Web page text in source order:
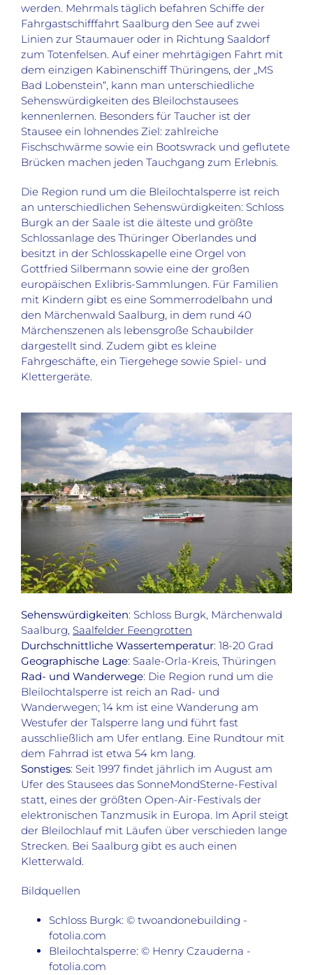
werden. Mehrmals täglich befahren Schiffe der
Fahrgastschifffahrt Saalburg den See auf zwei
Linien zur Staumauer oder in Richtung Saaldorf
zum Totenfelsen. Auf einer mehrtägigen Fahrt mit
dem einzigen Kabinenschiff Thüringens, der „MS
Bad Lobenstein“, kann man unterschiedliche
Sehenswürdigkeiten des Bleilochstausees
kennenlernen. Besonders für Taucher ist der
Stausee ein lohnendes Ziel: zahlreiche
Fischschwärme sowie ein Bootswrack und geflutete
Brücken machen jeden Tauchgang zum Erlebnis.
Die Region rund um die Bleilochtalsperre ist reich
an unterschiedlichen Sehenswürdigkeiten: Schloss
Burgk an der Saale ist die älteste und größte
Schlossanlage des Thüringer Oberlandes und
besitzt in der Schlosskapelle eine Orgel von
Gottfried Silbermann sowie eine der großen
europäischen Exlibris-Sammlungen. Für Familien
mit Kindern gibt es eine Sommerrodelbahn und
den Märchenwald Saalburg, in dem rund 40
Märchenszenen als lebensgroße Schaubilder
dargestellt sind. Zudem gibt es kleine
Fahrgeschäfte, ein Tiergehege sowie Spiel- und
Klettergeräte.
Sehenswürdigkeiten: Schloss Burgk, Märchenwald
Saalburg, Saalfelder Feengrotten
Durchschnittliche Wassertemperatur: 18-20 Grad
Geographische Lage: Saale-Orla-Kreis, Thüringen
Rad- und Wanderwege: Die Region rund um die
Bleilochtalsperre ist reich an Rad- und
Wanderwegen; 14 km ist eine Wanderung am
Westufer der Talsperre lang und führt fast
ausschließlich am Ufer entlang. Eine Rundtour mit
dem Fahrrad ist etwa 54 km lang.
Sonstiges: Seit 1997 findet jährlich im August am
Ufer des Stausees das SonneMondSterne-Festival
statt, eines der größten Open-Air-Festivals der
elektronischen Tanzmusik in Europa. Im April steigt
der Bleilochlauf mit Läufen über verschieden lange
Strecken. Bei Saalburg gibt es auch einen
Kletterwald.
Bildquellen
Schloss Burgk: © twoandonebuilding -
fotolia.com
Bleilochtalsperre: © Henry Czauderna -
fotolia.com